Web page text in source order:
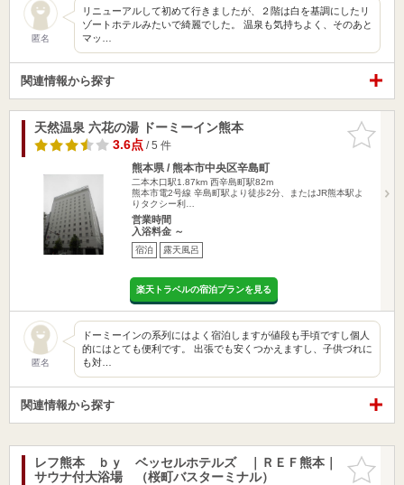
匿名
リニューアルして初めて行きましたが、２階は白を基調にしたリ
ゾートホテルみたいで綺麗でした。 温泉も気持ちよく、そのあと
マッ…
関連情報から探す
お気に入
りに追加
天然温泉 六花の湯 ドーミーイン熊本
3.6点/ 5 件
熊本県 / 熊本市中央区辛島町
二本木口駅1.87km 西辛島町駅82m
熊本市電2号線 辛島町駅より徒歩2分、またはJR熊本駅よ
りタクシー利…
営業時間
入浴料金 ～
宿泊 露天風呂
楽天トラベルの宿泊プランを見る
匿名
ドーミーインの系列にはよく宿泊しますが値段も手頃ですし個人
的にはとても便利です。 出張でも安くつかえますし、子供づれに
も対…
関連情報から探す
お気に入
りに追加
レフ熊本 ｂｙ ベッセルホテルズ ｜ＲＥＦ熊本｜
サウナ付大浴場 （桜町バスターミナル）